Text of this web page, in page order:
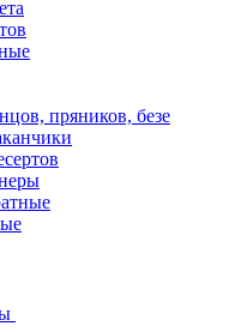
пряников, безе